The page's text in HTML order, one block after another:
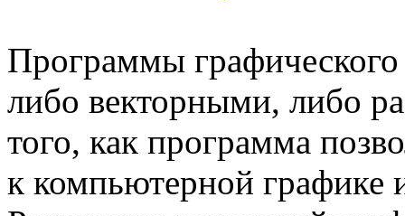
Программы
либо векторными, либо
того, как программа
к компьютерной графике